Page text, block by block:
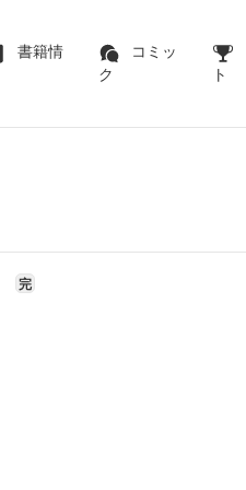
書籍情
コミッ
ク
ト
完